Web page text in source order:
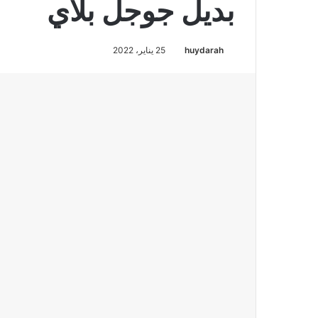
بديل جوجل بلاي
huydarah 25 يناير، 2022